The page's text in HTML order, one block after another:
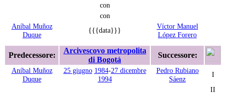
con
con
Aníbal Muñoz
Duque
{{{data}}}
Víctor Manuel
López Forero
Predecessore:
Arcivescovo metropolita
di Bogotá
Successore:
Aníbal Muñoz
Duque
25 giugno 1984-27 dicembre
1994
Pedro Rubiano
Sáenz
I
II